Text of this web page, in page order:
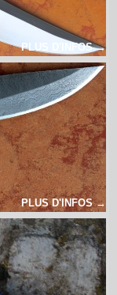
PLUS D'INFOS →
PLUS D'INFOS →